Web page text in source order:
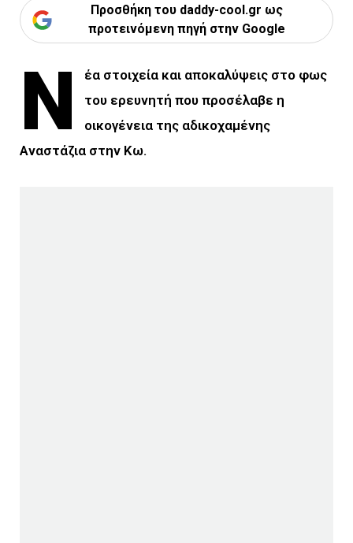
Προσθήκη του daddy-cool.gr ως
προτεινόμενη πηγή στην Google
Ν
έα στοιχεία και αποκαλύψεις στο φως
του ερευνητή που προσέλαβε η
οικογένεια της αδικοχαμένης
Αναστάζια στην Κω.